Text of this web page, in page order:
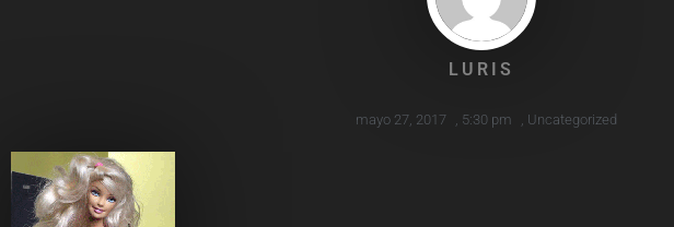
LURIS
mayo 27, 2017 , 5:30 pm , Uncategorized